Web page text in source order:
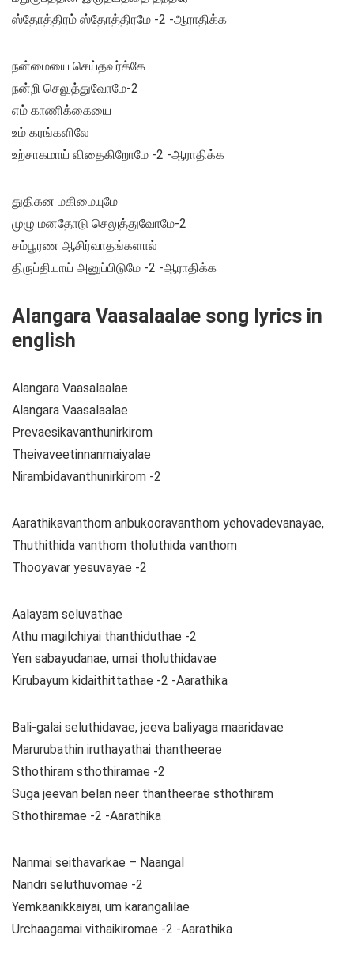
ஸ்தோத்திரம் ஸ்தோத்திரமே -2 -ஆராதிக்க
நன்மையை செய்தவர்க்கே
நன்றி செலுத்துவோமே-2
எம் காணிக்கையை
உம் கரங்களிலே
உற்சாகமாய் விதைகிறோமே -2 -ஆராதிக்க
துதிகன மகிமையுமே
முழு மனதோடு செலுத்துவோமே-2
சம்பூரண ஆசிர்வாதங்களால்
திருப்தியாய் அனுப்பிடுமே -2 -ஆராதிக்க
Alangara Vaasalaalae song lyrics in
english
Alangara Vaasalaalae
Alangara Vaasalaalae
Prevaesikavanthunirkirom
Theivaveetinnanmaiyalae
Nirambidavanthunirkirom -2
Aarathikavanthom anbukooravanthom yehovadevanayae,
Thuthithida vanthom tholuthida vanthom
Thooyavar yesuvayae -2
Aalayam seluvathae
Athu magilchiyai thanthiduthae -2
Yen sabayudanae, umai tholuthidavae
Kirubayum kidaithittathae -2 -Aarathika
Bali-galai seluthidavae, jeeva baliyaga maaridavae
Marurubathin iruthayathai thantheerae
Sthothiram sthothiramae -2
Suga jeevan belan neer thantheerae sthothiram
Sthothiramae -2 -Aarathika
Nanmai seithavarkae – Naangal
Nandri seluthuvomae -2
Yemkaanikkaiyai, um karangalilae
Urchaagamai vithaikiromae -2 -Aarathika